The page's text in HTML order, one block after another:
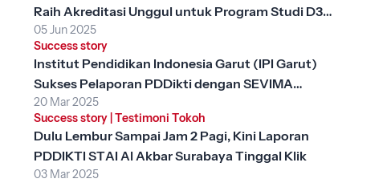
Raih Akreditasi Unggul untuk Program Studi D3
Keperawatan dengan SEVIMA Platform
05 Jun 2025
Success story
Institut Pendidikan Indonesia Garut (IPI Garut)
Sukses Pelaporan PDDikti dengan SEVIMA
Platform
20 Mar 2025
Success story| Testimoni Tokoh
Dulu Lembur Sampai Jam 2 Pagi, Kini Laporan
PDDIKTI STAI Al Akbar Surabaya Tinggal Klik
03 Mar 2025